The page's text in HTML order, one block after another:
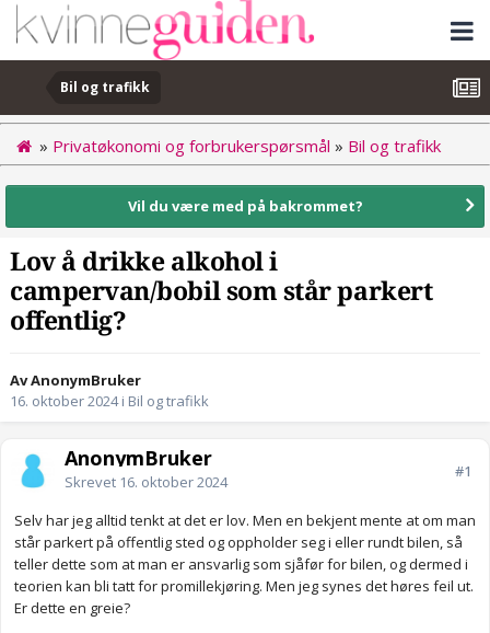
Bil og trafikk
» Privatøkonomi og forbrukerspørsmål » Bil og trafikk
Vil du være med på bakrommet?
Lov å drikke alkohol i
campervan/bobil som står parkert
offentlig?
Av AnonymBruker
16. oktober 2024i Bil og trafikk
AnonymBruker
Skrevet 16. oktober 2024
#1
Selv har jeg alltid tenkt at det er lov. Men en bekjent mente at om man
står parkert på offentlig sted og oppholder seg i eller rundt bilen, så
teller dette som at man er ansvarlig som sjåfør for bilen, og dermed i
teorien kan bli tatt for promillekjøring. Men jeg synes det høres feil ut.
Er dette en greie?